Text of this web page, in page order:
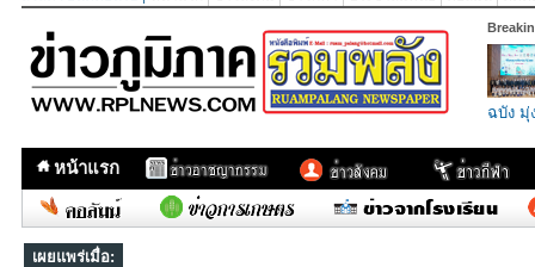
ฉบัง มุ่
หน้าแรก
เผยแพร่เมื่อ: